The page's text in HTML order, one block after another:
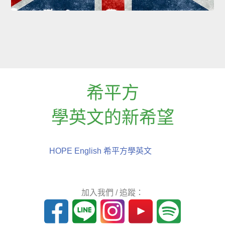
希平方
學英文的新希望
HOPE English 希平方學英文
加入我們 / 追蹤：